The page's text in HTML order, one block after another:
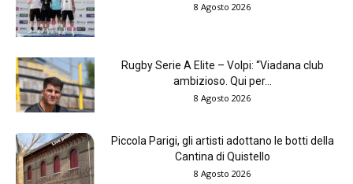
8 Agosto 2026
Rugby Serie A Elite – Volpi: “Viadana club
ambizioso. Qui per...
8 Agosto 2026
Piccola Parigi, gli artisti adottano le botti della
Cantina di Quistello
8 Agosto 2026